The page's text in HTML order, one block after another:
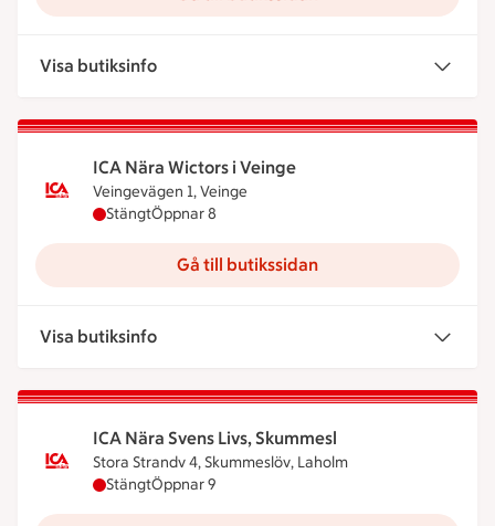
Visa butiksinfo
ICA Nära Wictors i Veinge
Veingevägen 1, Veinge
ICA Nära Wictors i Veinge har stängt, öppnar
StängtÖppnar 8
Gå till butikssidan
Visa butiksinfo
ICA Nära Svens Livs, Skummesl
Stora Strandv 4, Skummeslöv, Laholm
ICA Nära Svens Livs, Skummesl har stängt,
StängtÖppnar 9